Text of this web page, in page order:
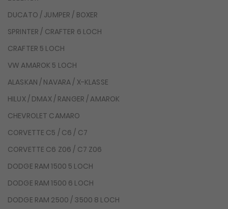
DUCATO / JUMPER / BOXER
SPRINTER / CRAFTER 6 LOCH
CRAFTER 5 LOCH
VW AMAROK 5 LOCH
ALASKAN / NAVARA / X-KLASSE
HILUX / DMAX / RANGER / AMAROK
CHEVROLET CAMARO
CORVETTE C5 / C6 / C7
CORVETTE C6 Z06 / C7 Z06
DODGE RAM 1500 5 LOCH
DODGE RAM 1500 6 LOCH
DODGE RAM 2500 / 3500 8 LOCH